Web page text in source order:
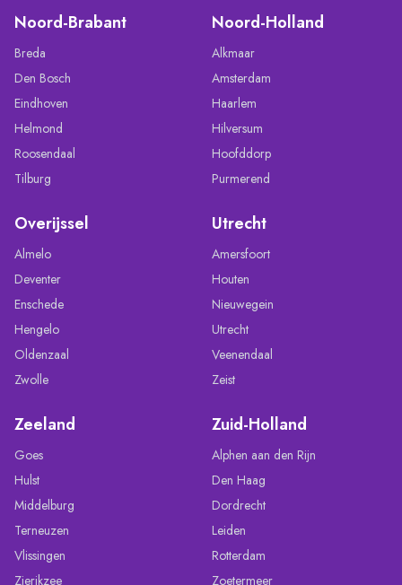
Noord-Brabant
Breda
Den Bosch
Eindhoven
Helmond
Roosendaal
Tilburg
Noord-Holland
Alkmaar
Amsterdam
Haarlem
Hilversum
Hoofddorp
Purmerend
Overijssel
Almelo
Deventer
Enschede
Hengelo
Oldenzaal
Zwolle
Utrecht
Amersfoort
Houten
Nieuwegein
Utrecht
Veenendaal
Zeist
Zeeland
Goes
Hulst
Middelburg
Terneuzen
Vlissingen
Zierikzee
Zuid-Holland
Alphen aan den Rijn
Den Haag
Dordrecht
Leiden
Rotterdam
Zoetermeer